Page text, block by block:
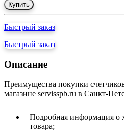
Купить
Быстрый заказ
Быстрый заказ
Описание
Преимущества покупки
магазине servisspb.ru в Санкт-
Подробная информация о
товара;